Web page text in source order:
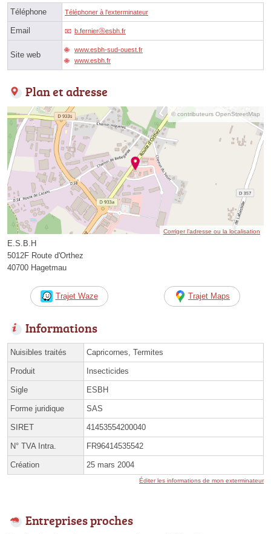
Téléphone Téléphoner à l'exterminateur
Email b.fernierⓐesbh.fr
Site web
www.esbh-sud-ouest.fr
www.esbh.fr
Plan et adresse
© contributeurs OpenStreetMap
Corriger l’adresse ou la localisation
E.S.B.H
5012F Route d'Orthez
40700 Hagetmau
Trajet Waze Trajet Maps
Informations
Nuisibles traités Capricornes, Termites
Produit Insecticides
Sigle ESBH
Forme juridique SAS
SIRET 41453554200040
N° TVA Intra. FR96414535542
Création 25 mars 2004
Éditer les informations de mon exterminateur
Entreprises proches